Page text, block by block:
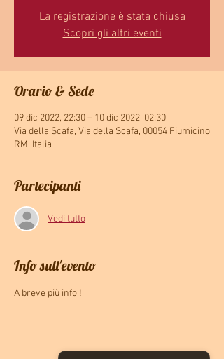
La registrazione è stata chiusa
Scopri gli altri eventi
Orario & Sede
09 dic 2022, 22:30 – 10 dic 2022, 02:30
Via della Scafa, Via della Scafa, 00054 Fiumicino
RM, Italia
Partecipanti
Vedi tutto
Info sull'evento
A breve più info !